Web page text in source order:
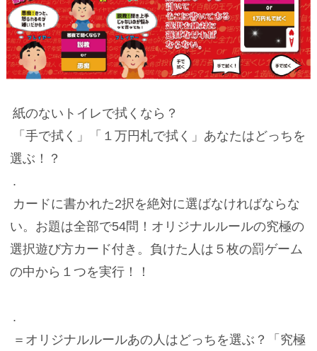
紙のないトイレで拭くなら？
「手で拭く」「１万円札で拭く」あなたはどっちを
選ぶ！？
.
カードに書かれた2択を絶対に選ばなければならな
い。お題は全部で54問！オリジナルルールの究極の
選択遊び方カード付き。負けた人は５枚の罰ゲーム
の中から１つを実行！！
.
＝オリジナルルールあの人はどっちを選ぶ？「究極